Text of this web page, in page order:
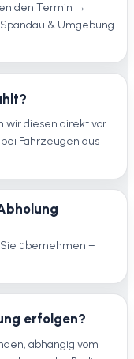
den Termin →
& Umgebung
wir diesen direkt vor
Fahrzeugen aus
übernehmen –
erfolgen?
abhängig vom